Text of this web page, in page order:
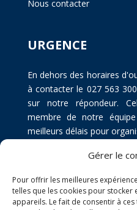
Gérer le
Pour offrir les meilleures
telles que les cookies pour
appareils. Le fait de consentir à
Nous contacter
URGENCE
En dehors des horaires
à contacter le 027 563
sur notre répondeur.
membre de notre
meilleurs délais pour